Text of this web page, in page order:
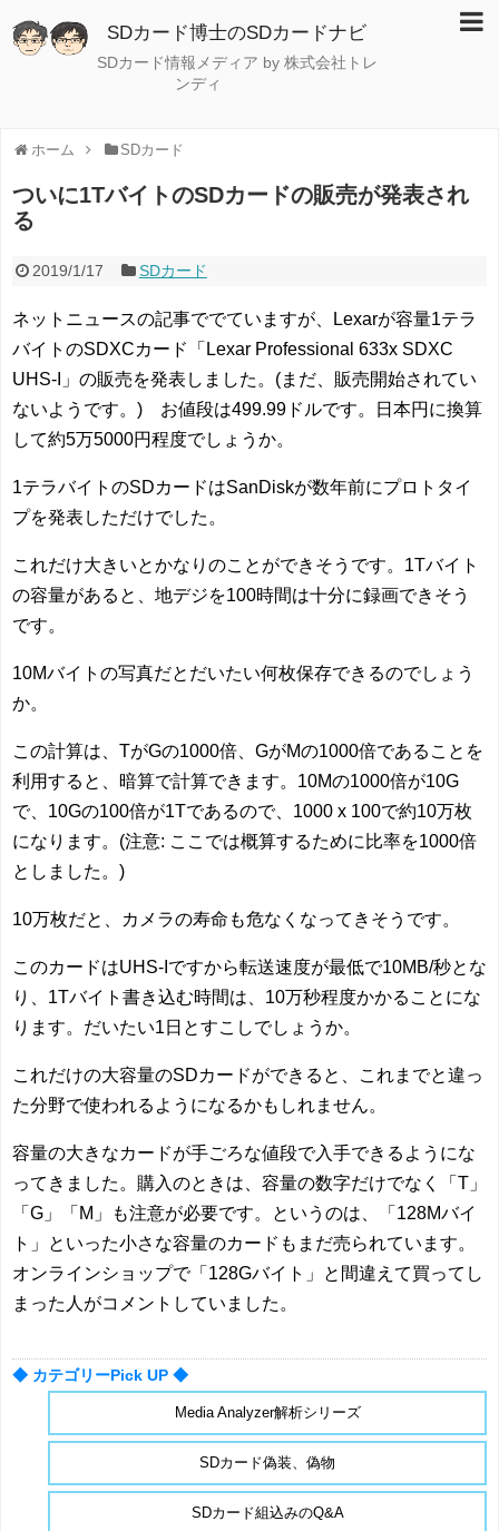
SDカード博士のSDカードナビ
SDカード情報メディア by 株式会社トレ
ンディ
ホーム SDカード
ついに1TバイトのSDカードの販売が発表され
る
2019/1/17 SDカード
ネットニュースの記事ででていますが、Lexarが容量1テラ
バイトのSDXCカード「Lexar Professional 633x SDXC
UHS-I」の販売を発表しました。(まだ、販売開始されてい
ないようです。) お値段は499.99ドルです。日本円に換算
して約5万5000円程度でしょうか。
1テラバイトのSDカードはSanDiskが数年前にプロトタイ
プを発表しただけでした。
これだけ大きいとかなりのことができそうです。1Tバイト
の容量があると、地デジを100時間は十分に録画できそう
です。
10Mバイトの写真だとだいたい何枚保存できるのでしょう
か。
この計算は、TがGの1000倍、GがMの1000倍であることを
利用すると、暗算で計算できます。10Mの1000倍が10G
で、10Gの100倍が1Tであるので、1000 x 100で約10万枚
になります。(注意: ここでは概算するために比率を1000倍
としました。)
10万枚だと、カメラの寿命も危なくなってきそうです。
このカードはUHS-Iですから転送速度が最低で10MB/秒とな
り、1Tバイト書き込む時間は、10万秒程度かかることにな
ります。だいたい1日とすこしでしょうか。
これだけの大容量のSDカードができると、これまでと違っ
た分野で使われるようになるかもしれません。
容量の大きなカードが手ごろな値段で入手できるようにな
ってきました。購入のときは、容量の数字だけでなく「T」
「G」「M」も注意が必要です。というのは、「128Mバイ
ト」といった小さな容量のカードもまだ売られています。
オンラインショップで「128Gバイト」と間違えて買ってし
まった人がコメントしていました。
◆ カテゴリーPick UP ◆
Media Analyzer解析シリーズ
SDカード偽装、偽物
SDカード組込みのQ&A